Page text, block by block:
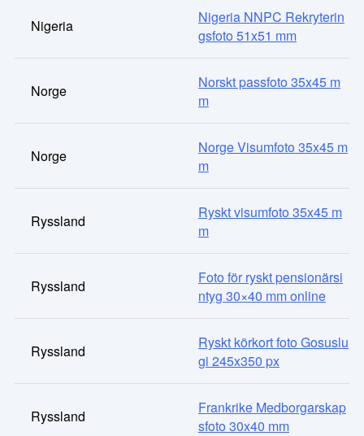
Nigeria
Nigeria NNPC Rekryterin
gsfoto 51x51 mm
Norge
Norskt passfoto 35x45 m
m
Norge
Norge Visumfoto 35x45 m
m
Ryssland
Ryskt visumfoto 35x45 m
m
Ryssland
Foto för ryskt pensionärsi
ntyg 30×40 mm online
Ryssland
Ryskt körkort foto Gosuslu
gi 245x350 px
Ryssland
Frankrike Medborgarskap
sfoto 30x40 mm